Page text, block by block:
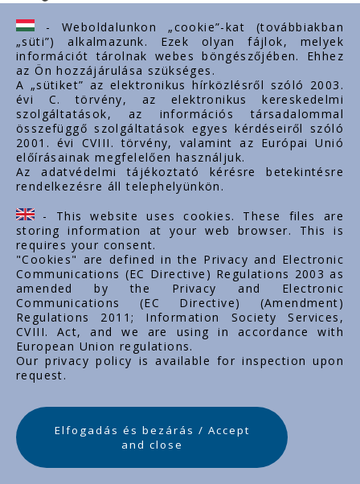
ertekesites@styron.hu
export@styron.hu
www.styron.hu
Important links
Über uns
Dokumente
Kontakt
Karriere
- Weboldalunkon „cookie”-kat (továbbiakban
„süti”) alkalmazunk. Ezek olyan fájlok, melyek
információt tárolnak webes böngészőjében. Ehhez
az Ön hozzájárulása szükséges.
A „sütiket” az elektronikus hírközlésről szóló 2003.
évi C. törvény, az elektronikus kereskedelmi
szolgáltatások, az információs társadalommal
összefüggő szolgáltatások egyes kérdéseiről szóló
2001. évi CVIII. törvény, valamint az Európai Unió
előírásainak megfelelően használjuk.
Az adatvédelmi tájékoztató kérésre betekintésre
rendelkezésre áll telephelyünkön.
- This website uses cookies. These files are
storing information at your web browser. This is
requires your consent.
"Cookies" are defined in the Privacy and Electronic
Communications (EC Directive) Regulations 2003 as
amended by the Privacy and Electronic
Communications (EC Directive) (Amendment)
Regulations 2011; Information Society Services,
CVIII. Act, and we are using in accordance with
European Union regulations.
Our privacy policy is available for inspection upon
request.
Elfogadás és bezárás / Accept
and close